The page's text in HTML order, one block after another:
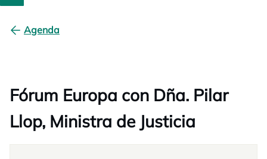
Agenda
Fórum Europa con Dña. Pilar
Llop, Ministra de Justicia